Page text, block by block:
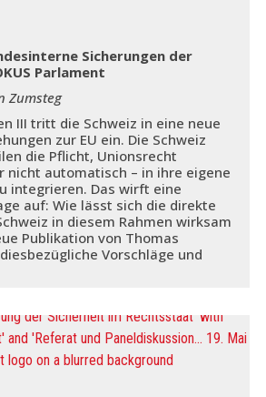
Sicherungen der
Parlament
Zumsteg
III tritt die Schweiz in eine neue
zur EU ein. Die Schweiz
die Pflicht, Unionsrecht
nicht automatisch – in ihre eigene
integrieren. Das wirft eine
auf: Wie lässt sich die direkte
in diesem Rahmen wirksam
Publikation von Thomas
Vorschläge und